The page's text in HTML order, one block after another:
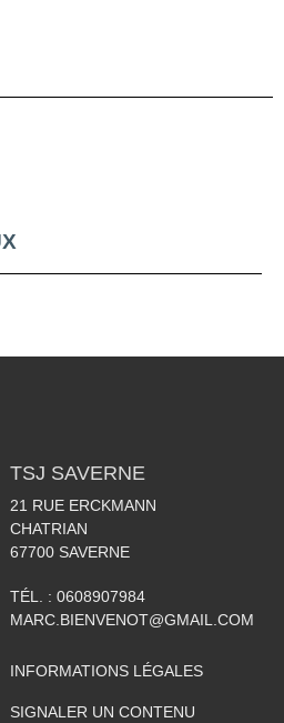
TSJ SAVERNE
21 RUE ERCKMANN
CHATRIAN
67700 SAVERNE
TÉL. : 0608907984
MARC.BIENVENOT@GMAIL.COM
INFORMATIONS LÉGALES
SIGNALER UN CONTENU